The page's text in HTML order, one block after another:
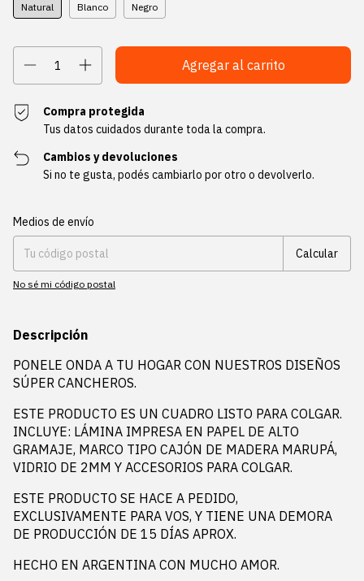
Natural Blanco Negro
Compra protegida
Tus datos cuidados durante toda la compra.
Cambios y devoluciones
Si no te gusta, podés cambiarlo por otro o devolverlo.
Entregas para el CP:
Medios de envío
Calcular
No sé mi código postal
Descripción
PONELE ONDA A TU HOGAR CON NUESTROS DISEÑOS
SÚPER CANCHEROS.
ESTE PRODUCTO ES UN CUADRO LISTO PARA COLGAR.
INCLUYE: LÁMINA IMPRESA EN PAPEL DE ALTO
GRAMAJE, MARCO TIPO CAJÓN DE MADERA MARUPÁ,
VIDRIO DE 2MM Y ACCESORIOS PARA COLGAR.
ESTE PRODUCTO SE HACE A PEDIDO,
EXCLUSIVAMENTE PARA VOS, Y TIENE UNA DEMORA
DE PRODUCCIÓN DE 15 DÍAS APROX.
HECHO EN ARGENTINA CON MUCHO AMOR.